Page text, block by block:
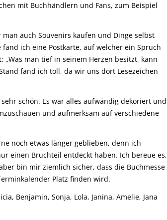
mit Buchhändlern und Fans, zum Beispiel
auch Souvenirs kaufen und Dinge selbst
ich eine Postkarte, auf welcher ein Spruch
man tief in seinem Herzen besitzt, kann
fand ich toll, da wir uns dort Lesezeichen
schön. Es war alles aufwändig dekoriert und
und aufmerksam auf verschiedene
noch etwas länger geblieben, denn ich
einen Bruchteil entdeckt haben. Ich bereue es,
bin mir ziemlich sicher, dass die Buchmesse
Platz finden wird.
Benjamin, Sonja, Lola, Janina, Amelie, Jana